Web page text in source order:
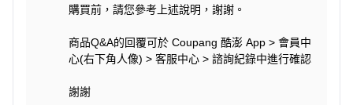
購買前，請您參考上述說明，謝謝。
商品Q&A的回覆可於 Coupang 酷澎 App > 會員中
心(右下角人像) > 客服中心 > 諮詢紀錄中進行確認
謝謝